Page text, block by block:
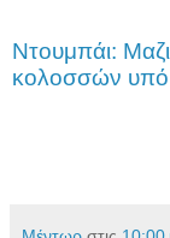
Ντουμπάι:
κολοσσών υπό